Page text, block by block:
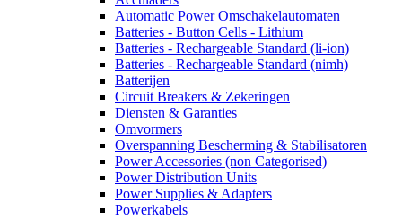
Automatic Power Omschakelautomaten
Batteries - Button Cells - Lithium
Batteries - Rechargeable Standard (li-ion)
Batteries - Rechargeable Standard (nimh)
Batterijen
Circuit Breakers & Zekeringen
Diensten & Garanties
Omvormers
Overspanning Bescherming & Stabilisatoren
Power Accessories (non Categorised)
Power Distribution Units
Power Supplies & Adapters
Powerkabels